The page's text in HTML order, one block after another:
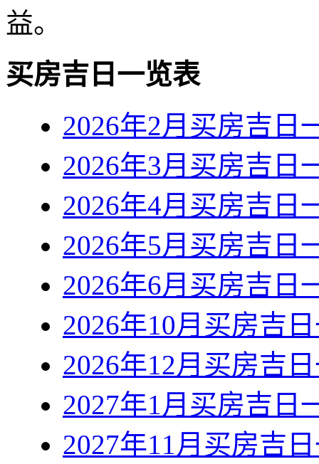
益。
买房吉日一览表
2026年2月买房吉日
2026年3月买房吉日
2026年4月买房吉日
2026年5月买房吉日
2026年6月买房吉日
2026年10月买房吉
2026年12月买房吉
2027年1月买房吉日
2027年11月买房吉